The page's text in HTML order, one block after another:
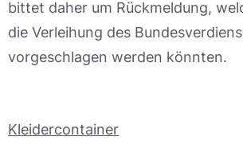
bittet daher um Rückmeldung,
die Verleihung des
vorgeschlagen werden könnten.
Kleidercontainer